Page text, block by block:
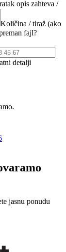
opis zahteva /
Količina / tiraž (ako
fajl?
detalji
jasnu ponudu